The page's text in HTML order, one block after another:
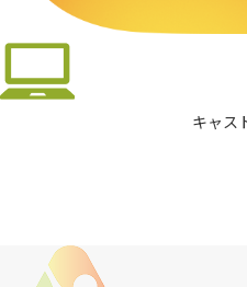
キャス